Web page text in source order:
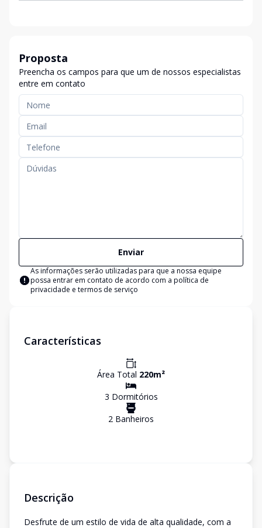
Proposta
Preencha os campos para que um de nossos especialistas
entre em contato
Enviar
As informações serão utilizadas para que a nossa equipe
possa entrar em contato de acordo com a política de
privacidade e termos de serviço
Características
Área Total 220m²
3 Dormitórios
2 Banheiros
Descrição
Desfrute de um estilo de vida de alta qualidade, com a